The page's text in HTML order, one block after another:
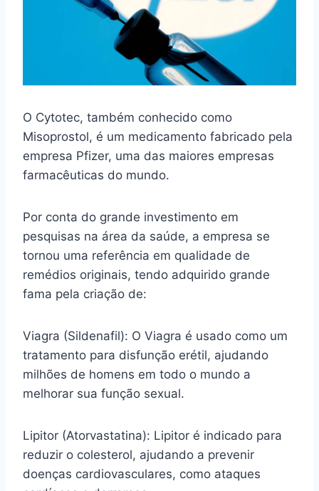
O Cytotec, também conhecido como
Misoprostol, é um medicamento fabricado pela
empresa Pfizer, uma das maiores empresas
farmacêuticas do mundo.
Por conta do grande investimento em
pesquisas na área da saúde, a empresa se
tornou uma referência em qualidade de
remédios originais, tendo adquirido grande
fama pela criação de:
Viagra (Sildenafil): O Viagra é usado como um
tratamento para disfunção erétil, ajudando
milhões de homens em todo o mundo a
melhorar sua função sexual.
Lipitor (Atorvastatina): Lipitor é indicado para
reduzir o colesterol, ajudando a prevenir
doenças cardiovasculares, como ataques